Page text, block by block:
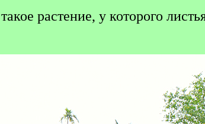
растение, у которого